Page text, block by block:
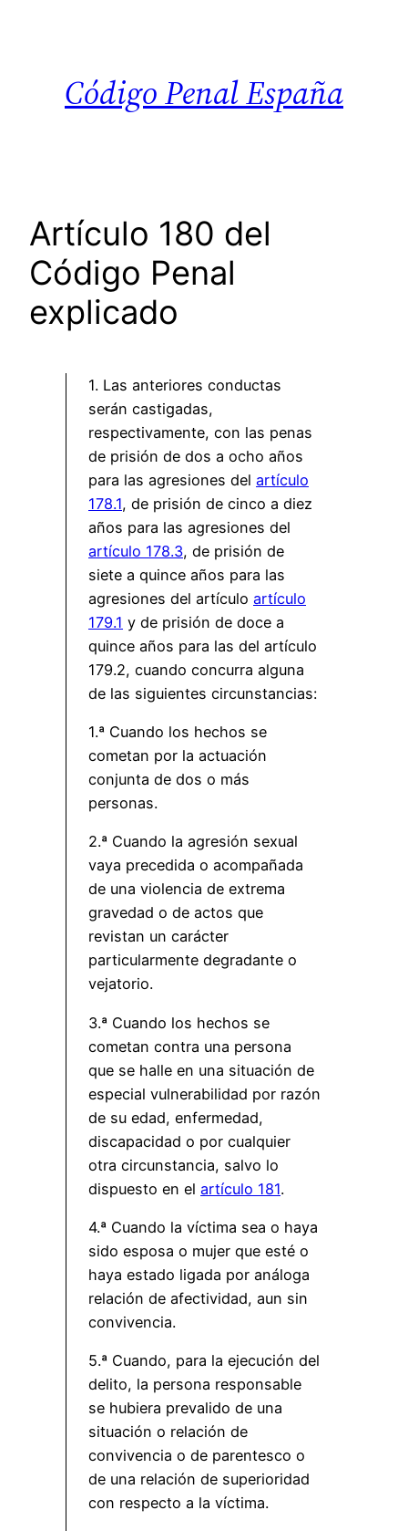
Código Penal España
Artículo 180 del
Código Penal
explicado
1. Las anteriores conductas
serán castigadas,
respectivamente, con las penas
de prisión de dos a ocho años
para las agresiones del artículo
178.1, de prisión de cinco a diez
años para las agresiones del
artículo 178.3, de prisión de
siete a quince años para las
agresiones del artículo artículo
179.1 y de prisión de doce a
quince años para las del artículo
179.2, cuando concurra alguna
de las siguientes circunstancias:
1.ª Cuando los hechos se
cometan por la actuación
conjunta de dos o más
personas.
2.ª Cuando la agresión sexual
vaya precedida o acompañada
de una violencia de extrema
gravedad o de actos que
revistan un carácter
particularmente degradante o
vejatorio.
3.ª Cuando los hechos se
cometan contra una persona
que se halle en una situación de
especial vulnerabilidad por razón
de su edad, enfermedad,
discapacidad o por cualquier
otra circunstancia, salvo lo
dispuesto en el artículo 181.
4.ª Cuando la víctima sea o haya
sido esposa o mujer que esté o
haya estado ligada por análoga
relación de afectividad, aun sin
convivencia.
5.ª Cuando, para la ejecución del
delito, la persona responsable
se hubiera prevalido de una
situación o relación de
convivencia o de parentesco o
de una relación de superioridad
con respecto a la víctima.